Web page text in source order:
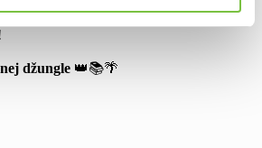
džungle 👑📚🌴